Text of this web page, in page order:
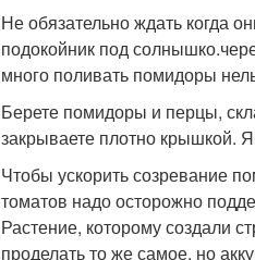
Не обязательно ждать когда
подокойник под
много поливать помидоры
Берете помидоры и перцы,
закрываете плотно крышкой.
Чтобы ускорить созревание
томатов надо осторожно
Растение, которому создали
проделать то же самое, но